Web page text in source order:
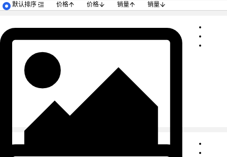
默认排序 价格 价格 销量 销量